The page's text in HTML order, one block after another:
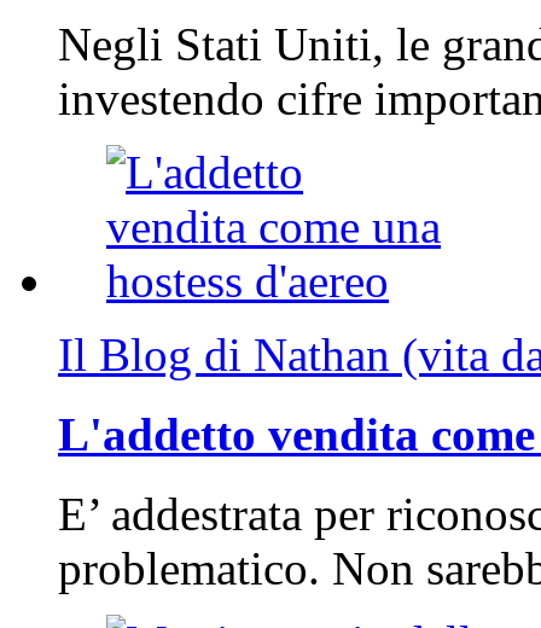
Negli Stati Uniti, le
investendo cifre
Il Blog di Nathan (vita
L'addetto vendita
E’ addestrata per
problematico. Non